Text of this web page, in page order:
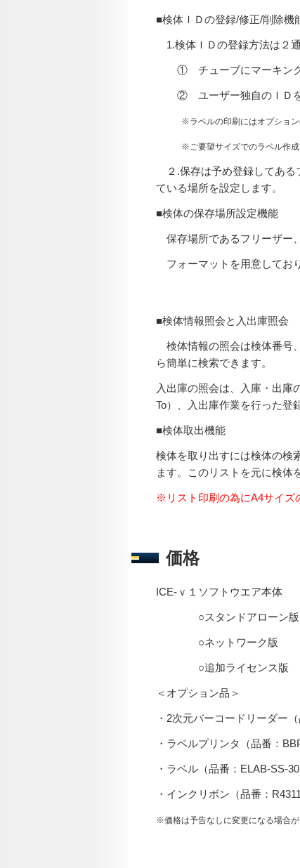
■検体ＩＤの登録/修正/削除機
1.検体ＩＤの登録方法は２通
① チューブにマーキング
② ユーザー独自のＩＤを
※ラベルの印刷にはオプションの
※ご要望サイズでのラベル作成と
２.保存は予め登録してある
ている場所を設定します。
■検体の保存場所設定機能
保存場所であるフリーザー
フォーマットを用意してお
■検体情報照会と入出庫照会
検体情報の照会は検体番号
ら簡単に検索できます。
入出庫の照会は、入庫・出庫
To）、入出庫作業を行った登
■検体取出機能
検体を取り出すには検体の検
ます。このリストを元に検体
※リスト印刷の為にA4サイズ
価格
ICE-ｖ１ソフトウエア本体
○スタンドアローン版
○ネットワーク版 標
○追加ライセンス版 標
＜オプション品＞
・2次元バーコードリーダー
・ラベルプリンタ（品
・ラベル（品番：ELAB-
・インクリボン（品番：
※価格は予告なしに変更になる場合が